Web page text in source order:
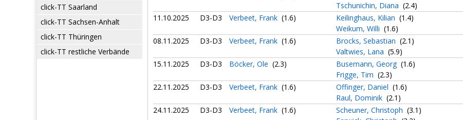
click-TT Saarland
click-TT Sachsen-Anhalt
click-TT Thüringen
click-TT restliche Verbände
Tschunichin, Diana (2.4)
11.10.2025 D3-D3 Verbeet, Frank (1.6) Keilinghaus, Kilian (1.4)
Weikum, Willi (1.6)
08.11.2025 D3-D3 Verbeet, Frank (1.6) Brocks, Sebastian (2.1)
Valtwies, Lana (5.9)
15.11.2025 D3-D3 Böcker, Ole (2.3) Busemann, Georg (1.6)
Frigge, Tim (2.3)
22.11.2025 D3-D3 Verbeet, Frank (1.6) Offinger, Daniel (1.6)
Raul, Dominik (2.1)
24.11.2025 D3-D3 Verbeet, Frank (1.6) Scheuner, Christoph (3.1)